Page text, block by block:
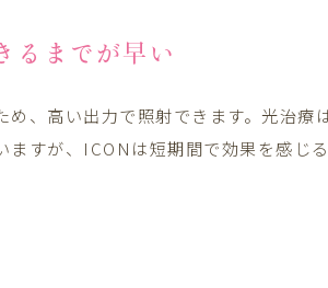
るまでが早い
、高い出力で照射できます。光治療
ますが、ICONは短期間で効果を感じ